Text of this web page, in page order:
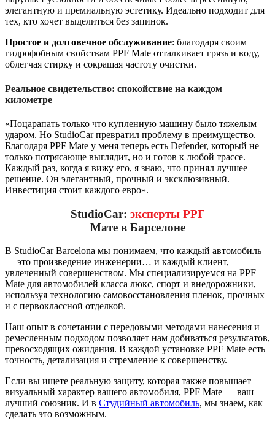
элегантную и премиальную эстетику. Идеально подходит для
тех, кто хочет выделиться без запинок.
Простое и долговечное обслуживание: благодаря своим
гидрофобным свойствам PPF Mate отталкивает грязь и воду,
облегчая стирку и сокращая частоту очистки.
Реальное свидетельство: спокойствие на каждом
километре
«Поцарапать только что купленную машину было тяжелым
ударом. Но StudioCar превратил проблему в преимущество.
Благодаря PPF Mate у меня теперь есть Defender, который не
только потрясающе выглядит, но и готов к любой трассе.
Каждый раз, когда я вижу его, я знаю, что принял лучшее
решение. Он элегантный, прочный и эксклюзивный.
Инвестиция стоит каждого евро».
StudioCar: эксперты PPF
Мате в Барселоне
В StudioCar Barcelona мы понимаем, что каждый автомобиль
— это произведение инженерии… и каждый клиент,
увлеченный совершенством. Мы специализируемся на PPF
Mate для автомобилей класса люкс, спорт и внедорожники,
используя технологию самовосстановления пленок, прочных
и с первоклассной отделкой.
Наш опыт в сочетании с передовыми методами нанесения и
ремесленным подходом позволяет нам добиваться результатов,
превосходящих ожидания. В каждой установке PPF Mate есть
точность, детализация и стремление к совершенству.
Если вы ищете реальную защиту, которая также повышает
визуальный характер вашего автомобиля, PPF Mate — ваш
лучший союзник. И в Студийный автомобиль, мы знаем, как
сделать это возможным.